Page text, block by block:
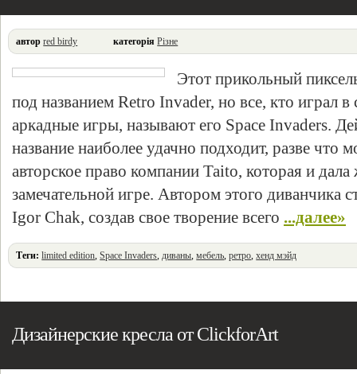
автор red birdy категорія Різне
Этот прикольный
под названием Retro Invader, но все, кто играл
аркадные игры, называют его Space Invaders.
название наиболее удачно подходит, разве что
авторское право компании Taito, которая и дала
замечательной игре. Автором этого диванчика
Igor Chak, создав свое творение всего ...далее»
Теги: limited edition,Space Invaders,диваны,мебель,ретро,хенд мэйд
Дизайнерские кресла от ClickforArt